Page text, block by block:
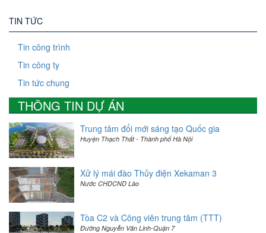
TIN TỨC
Tin công trình
Tin công ty
Tin tức chung
THÔNG TIN DỰ ÁN
Trung tâm đổi mới sáng tạo Quốc gia
Huyện Thạch Thất - Thành phố Hà Nội
Xử lý mái đào Thủy điện Xekaman 3
Nước CHDCND Lào
Tòa C2 và Công viên trung tâm (TTT)
Đường Nguyễn Văn Linh-Quận 7